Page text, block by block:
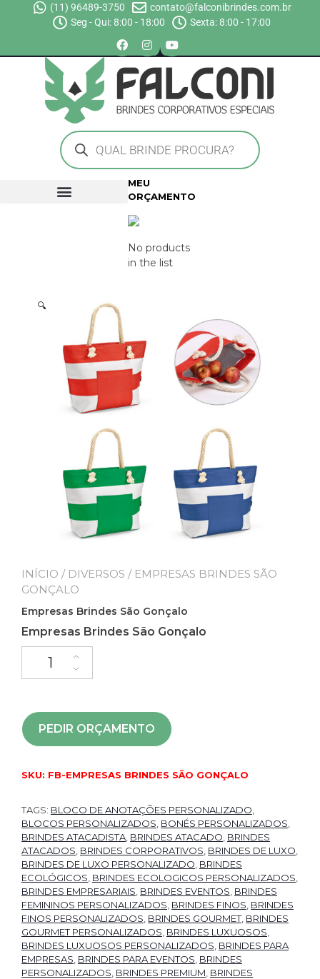
(11) 96489-3750
contato@falconibrindes.com.br
Seg - Qui: 8:00 - 18:00
Sexta: 8:00 - 17:00
MEU
ORÇAMENTO
No products
in the list
🔍
INÍCIO / DIVERSOS / EMPRESAS BRINDES SÃO
GONÇALO
Empresas Brindes São Gonçalo
Empresas Brindes São Gonçalo
PEDIR ORÇAMENTO
SKU: FB-EMPRESAS BRINDES SÃO GONÇALO
TAGS: BLOCO DE ANOTAÇÕES PERSONALIZADO
BLOCOS PERSONALIZADOS BONÉS PERSONALIZADOS
BRINDES ATACADISTA BRINDES ATACADO BRINDES
ATACADOS BRINDES CORPORATIVOS BRINDES DE LUXO
BRINDES DE LUXO PERSONALIZADO BRINDES
ECOLÓGICOS BRINDES ECOLOGICOS PERSONALIZADOS
BRINDES EMPRESARIAIS BRINDES EVENTOS BRINDES
FEMININOS PERSONALIZADOS BRINDES FINOS BRINDES
FINOS PERSONALIZADOS BRINDES GOURMET, BRINDES
GOURMET PERSONALIZADOS BRINDES LUXUOSOS
BRINDES LUXUOSOS PERSONALIZADOS BRINDES PARA
EMPRESAS BRINDES PARA EVENTOS BRINDES
PERSONALIZADOS BRINDES PREMIUM BRINDES